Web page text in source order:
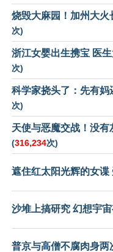
烧毁大麻园！加州大火
次)
浙江女婴出生携宝 医
次)
科学家挠头了：先有妈
次)
天使与恶魔交战！没
(316,234次)
遮住红太阳光辉的女谍
沙堆上搞研究 幻想宇
普京与高僧不腐肉身两